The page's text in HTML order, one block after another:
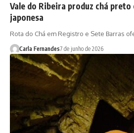
Vale do Ribeira produz chá
japonesa
Rota do Chá em Registro e Sete Barras
Carla Fernandes7 de junho de 2026